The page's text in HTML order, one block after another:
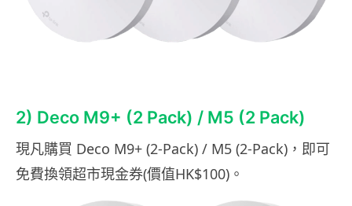
2) Deco M9+ (2 Pack) / M5 (2 Pack)
現凡購買 Deco M9+ (2-Pack) / M5 (2-Pack) ，即可
免費換領超市現金券(價值HK$100) 。